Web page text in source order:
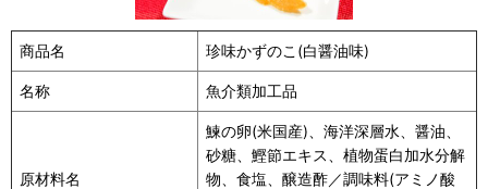
商品名 珍味かずのこ(白醤油味)
名称 魚介類加工品
原材料名
鰊の卵(米国産)、海洋深層水、醤油、
砂糖、鰹節エキス、植物蛋白加水分解
物、食塩、醸造酢／調味料(アミノ酸